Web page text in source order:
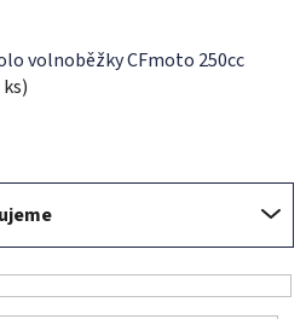
volnoběžky CFmoto 250cc